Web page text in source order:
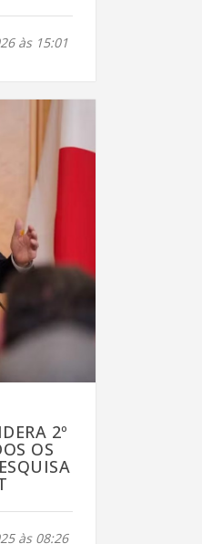
às 15:01
2º
OS
às 08:26